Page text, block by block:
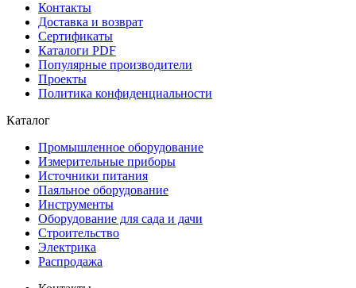
Контакты
Доставка и возврат
Сертификаты
Каталоги PDF
Популярные производители
Проекты
Политика конфиденциальности
Каталог
Промышленное оборудование
Измерительные приборы
Источники питания
Паяльное оборудование
Инструменты
Оборудование для сада и дачи
Строительство
Электрика
Распродажа